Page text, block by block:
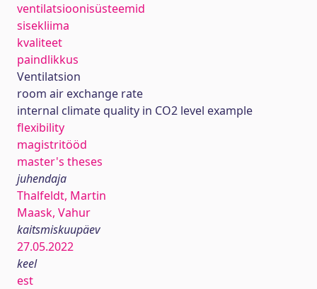
ventilatsioonisüsteemid
sisekliima
kvaliteet
paindlikkus
Ventilatsion
room air exchange rate
internal climate quality in CO2 level example
flexibility
magistritööd
master's theses
juhendaja
Thalfeldt, Martin
Maask, Vahur
kaitsmiskuupäev
27.05.2022
keel
est